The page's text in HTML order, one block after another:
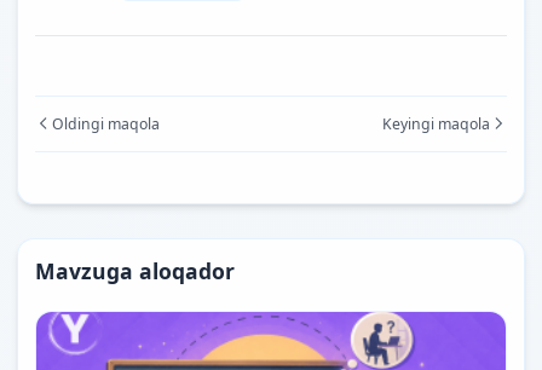
Oldingi maqola Keyingi maqola
Mavzuga aloqador